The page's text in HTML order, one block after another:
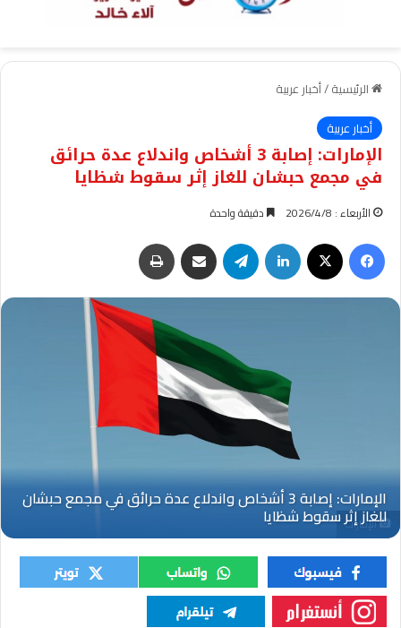
الرئيسية/أخبار عربية
أخبار عربية
الإمارات: إصابة 3 أشخاص واندلاع عدة حرائق
في مجمع حبشان للغاز إثر سقوط شظايا
الأربعاء : 2026/4/8 دقيقة واحدة
فيسبوك لينكدإن تيلقرام مشاركة عبر البريد
الإمارات